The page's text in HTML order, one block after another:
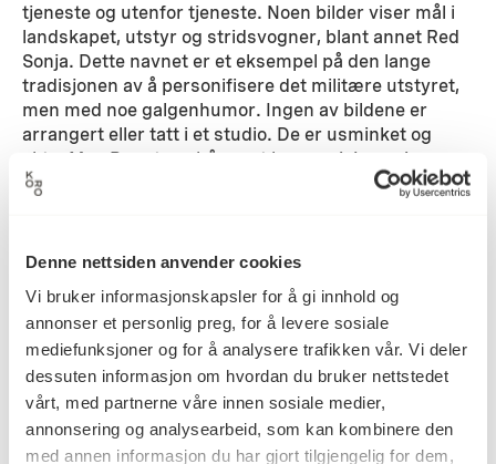
Denne nettsiden anvender cookies
Vi bruker informasjonskapsler for å gi innhold og
annonser et personlig preg, for å levere sosiale
mediefunksjoner og for å analysere trafikken vår. Vi deler
dessuten informasjon om hvordan du bruker nettstedet
vårt, med partnerne våre innen sosiale medier,
annonsering og analysearbeid, som kan kombinere den
med annen informasjon du har gjort tilgjengelig for dem,
tjeneste og utenfor tjeneste. Noen bilder viser mål i
landskapet, utstyr og stridsvogner, blant annet Red
Sonja. Dette navnet er et eksempel på den lange
tradisjonen av å personifisere det militære utstyret,
men med noe galgenhumor. Ingen av bildene er
arrangert eller tatt i et studio. De er usminket og
ekte. Men Bengtson håper at komposisjonen i
bildene vil bidra til en følelse av et teater.
Datering 2005
Kunstner Jim Bengston